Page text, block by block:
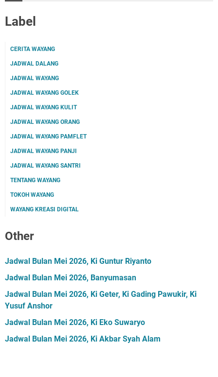
Label
CERITA WAYANG
JADWAL DALANG
JADWAL WAYANG
JADWAL WAYANG GOLEK
JADWAL WAYANG KULIT
JADWAL WAYANG ORANG
JADWAL WAYANG PAMFLET
JADWAL WAYANG PANJI
JADWAL WAYANG SANTRI
TENTANG WAYANG
TOKOH WAYANG
WAYANG KREASI DIGITAL
Other
Jadwal Bulan Mei 2026, Ki Guntur Riyanto
Jadwal Bulan Mei 2026, Banyumasan
Jadwal Bulan Mei 2026, Ki Geter, Ki Gading Pawukir, Ki
Yusuf Anshor
Jadwal Bulan Mei 2026, Ki Eko Suwaryo
Jadwal Bulan Mei 2026, Ki Akbar Syah Alam